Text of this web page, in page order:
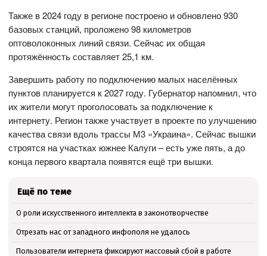
Также в 2024 году в регионе построено и обновлено 930
базовых станций, проложено 98 километров
оптоволоконных линий связи. Сейчас их общая
протяжённость составляет 25,1 км.
Завершить работу по подключению малых населённых
пунктов планируется к 2027 году. Губернатор напомнил, что
их жители могут проголосовать за подключение к
интернету. Регион также участвует в проекте по улучшению
качества связи вдоль трассы М3 «Украина». Сейчас вышки
строятся на участках южнее Калуги – есть уже пять, а до
конца первого квартала появятся ещё три вышки.
Ещё по теме
О роли искусственного интеллекта в законотворчестве
Отрезать нас от западного инфополя не удалось
Пользователи интернета фиксируют массовый сбой в работе